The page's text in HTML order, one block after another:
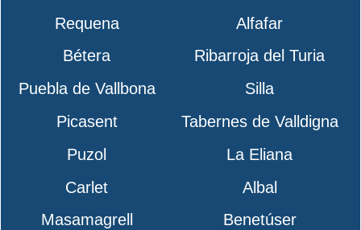
Requena
Alfafar
Bétera
Ribarroja del Turia
Puebla de Vallbona
Silla
Picasent
Tabernes de Valldigna
Puzol
La Eliana
Carlet
Albal
Masamagrell
Benetúser